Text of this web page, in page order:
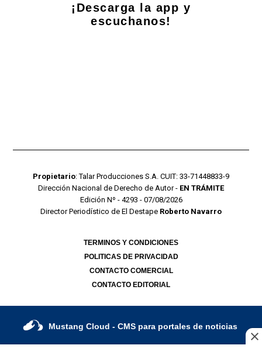
¡Descarga la app y
escuchanos!
Propietario: Talar Producciones S.A. CUIT: 33-71448833-9
Dirección Nacional de Derecho de Autor - EN TRÁMITE
Edición Nº - 4293 - 07/08/2026
Director Periodístico de El Destape Roberto Navarro
TERMINOS Y CONDICIONES
POLITICAS DE PRIVACIDAD
CONTACTO COMERCIAL
CONTACTO EDITORIAL
Mustang Cloud - CMS para portales de noticias